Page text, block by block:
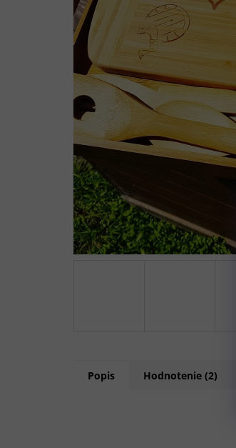
Popis Hodnotenie (2)